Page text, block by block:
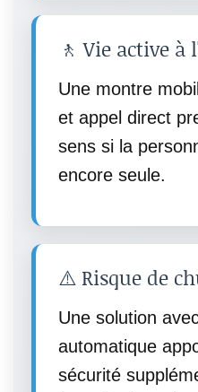
🚶 Vie active
Une montre
et appel direct
sens si la
encore seule.
⚠️ Risque de
Une solution
automatique
sécurité